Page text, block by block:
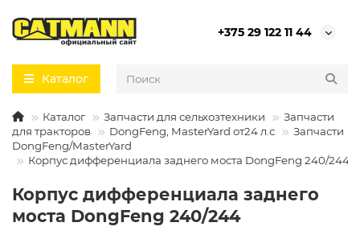
+375 29 122 11 44
Каталог
Каталог Запчасти для сельхозтехники
Запчасти
для тракторов
DongFeng, MasterYard от24 л.с
Запчасти
DongFeng/MasterYard
Корпус дифференциала заднего моста DongFeng 240/244
Корпус дифференциала заднего
моста DongFeng 240/244